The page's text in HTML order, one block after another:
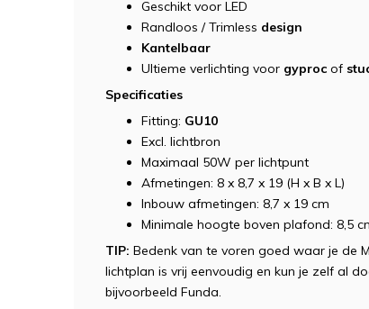
Geschikt voor LED
Randloos / Trimless design
Kantelbaar
Ultieme verlichting voor gyproc of
Specificaties
Fitting: GU10
Excl. lichtbron
Maximaal 50W per lichtpunt
Afmetingen: 8 x 8,7 x 19 (H x B x L)
Inbouw afmetingen: 8,7 x 19 cm
Minimale hoogte boven plafond: 8,5
TIP: Bedenk van te voren goed waar je de
lichtplan is vrij eenvoudig en kun je zelf al
bijvoorbeeld Funda.